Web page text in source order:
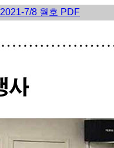
2021-7/8 월호 PDF